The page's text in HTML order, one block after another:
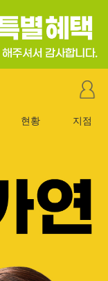
마
이
이
현황 지점